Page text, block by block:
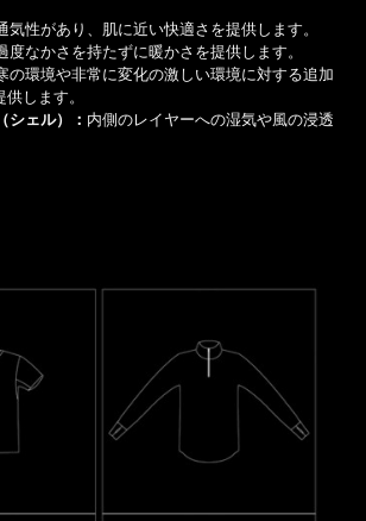
気性があり、肌に近い快適さを提供します。
度なかさを持たずに暖かさを提供します。
の環境や非常に変化の激しい環境に対する追加
します。
シェル）： 内側のレイヤーへの湿気や風の浸透